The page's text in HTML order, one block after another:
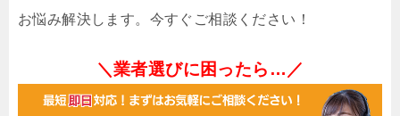
お悩み解決します。今すぐご相談ください！
＼業者選びに困ったら…／